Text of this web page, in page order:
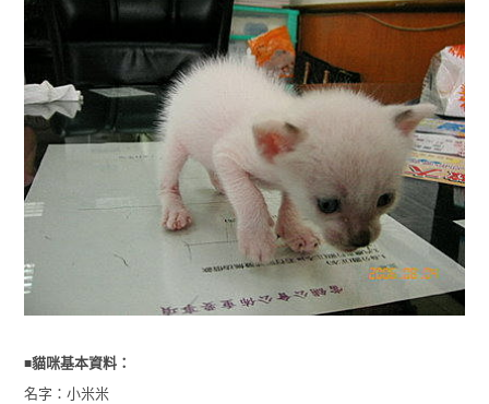
■貓咪基本資料：
名字：小米米